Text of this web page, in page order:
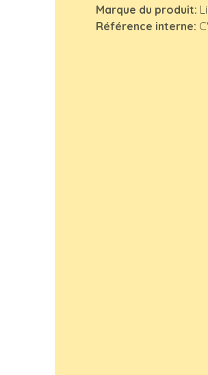
Marque du produit:
Référence interne: